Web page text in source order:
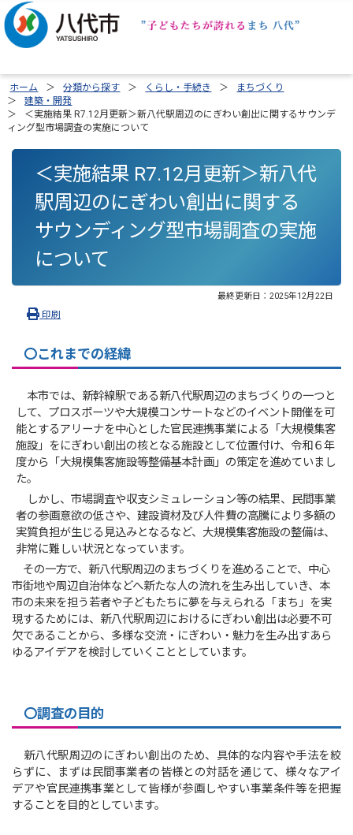
ホーム 分類から探す くらし・手続き
まちづくり
建築・開発
＜実施結果 R7.12月更新＞新八代駅周辺のにぎわい創出に関するサウンデ
ィング型市場調査の実施について
＜実施結果 R7.12月更新＞新八代
駅周辺のにぎわい創出に関する
サウンディング型市場調査の実施
について
最終更新日： 2025年12月22日
印刷
〇これまでの経緯
本市では、新幹線駅である新八代駅周辺のまちづくりの一つと
して、プロスポーツや大規模コンサートなどのイベント開催を可
能とするアリーナを中心とした官民連携事業による「大規模集客
施設」をにぎわい創出の核となる施設として位置付け、令和６年
度から「大規模集客施設等整備基本計画」の策定を進めていまし
た。
しかし、市場調査や収支シミュレーション等の結果、民間事業
者の参画意欲の低さや、建設資材及び人件費の高騰により多額の
実質負担が生じる見込みとなるなど、大規模集客施設の整備は、
非常に難しい状況となっています。
その一方で、新八代駅周辺のまちづくりを進めることで、中心
市街地や周辺自治体などへ新たな人の流れを生み出していき、本
市の未来を担う若者や子どもたちに夢を与えられる「まち」を実
現するためには、新八代駅周辺におけるにぎわい創出は必要不可
欠であることから、多様な交流・にぎわい・魅力を生み出すあら
ゆるアイデアを検討していくこととしています。
〇調査の目的
新八代駅周辺のにぎわい創出のため、具体的な内容や手法を絞
らずに、まずは民間事業者の皆様との対話を通じて、様々なアイ
デアや官民連携事業として皆様が参画しやすい事業条件等を把握
することを目的としています。